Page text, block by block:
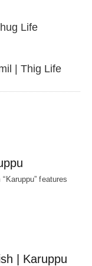
Life
| Thig Life
features
| Karuppu